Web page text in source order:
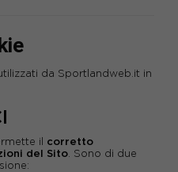
da Sportlandweb.it in
il corretto
del Sito. Sono di due